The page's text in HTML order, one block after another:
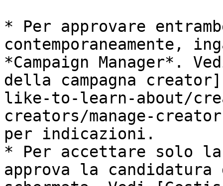
* Per approvare
contemporaneamente,
*Campaign Manager*.
della campagna
like-to-learn-about/
creators/manage-
per indicazioni.
* Per accettare solo la
approva la